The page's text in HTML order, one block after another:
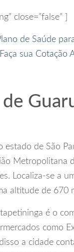
close=”false” ]
de Saúde
Faça sua Cotação
estado de São
Metropolitana
Localiza-se a
altitude de 670
é o
como
a cidade